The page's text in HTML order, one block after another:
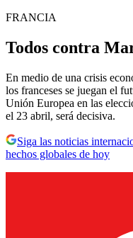
FRANCIA
Todos contra
En medio de una crisis
los franceses se juegan el
Unión Europea en las
el 23 abril, será decisiva.
Siga las noticias
hechos globales de hoy